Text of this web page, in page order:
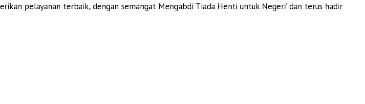
pelayanan terbaik, dengan semangat Mengabdi Tiada Henti untuk Negeri’ dan terus hadir